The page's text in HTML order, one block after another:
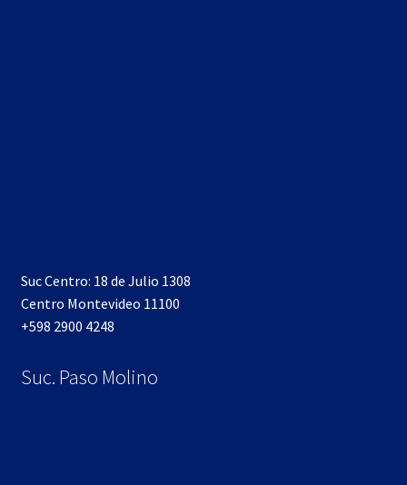
Suc Centro: 18 de Julio 1308
Centro Montevideo 11100
+598 2900 4248
Suc. Paso Molino